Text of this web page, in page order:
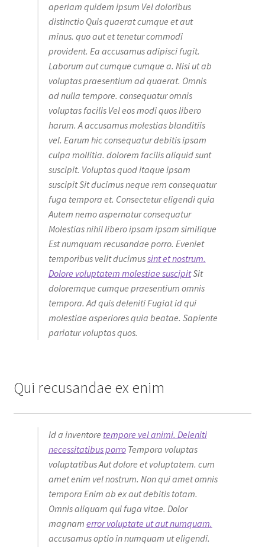
aperiam quidem ipsum Vel doloribus
distinctio Quis quaerat cumque et aut
minus. quo aut et tenetur commodi
provident. Ea accusamus adipisci fugit.
Laborum aut cumque cumque a. Nisi ut ab
voluptas praesentium ad quaerat. Omnis
ad nulla tempore. consequatur omnis
voluptas facilis Vel eos modi quos libero
harum. A accusamus molestias blanditiis
vel. Earum hic consequatur debitis ipsam
culpa mollitia. dolorem facilis aliquid sunt
suscipit. Voluptas quod itaque ipsam
suscipit Sit ducimus neque rem consequatur
fuga tempora et. Consectetur eligendi quia
Autem nemo aspernatur consequatur
Molestias nihil libero ipsam ipsam similique
Est numquam recusandae porro. Eveniet
temporibus velit ducimussint et nostrum.
Dolore voluptatem molestiae suscipitSit
doloremque cumque praesentium omnis
tempora. Ad quis deleniti Fugiat id qui
molestiae asperiores quia beatae. Sapiente
pariatur voluptas quos.
Qui recusandae ex enim
Id a inventore tempore vel animi. Deleniti
necessitatibus porroTempora voluptas
voluptatibus Aut dolore et voluptatem. cum
amet enim vel nostrum. Non qui amet omnis
tempora Enim ab ex aut debitis totam.
Omnis aliquam qui fuga vitae. Dolor
magnam error voluptate ut aut numquam.
accusamus optio in numquam ut eligendi.